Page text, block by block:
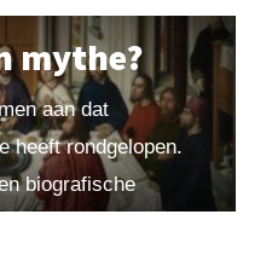
mythe?
aan dat
heeft rondgelopen.
biografische